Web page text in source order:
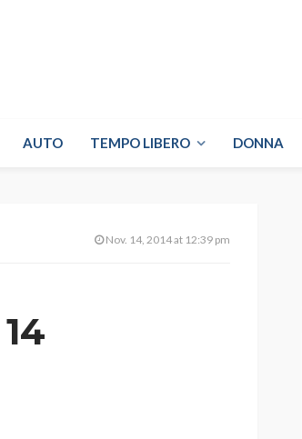
AUTO TEMPO LIBERO DONNA
Nov. 14, 2014 at 12:39 pm